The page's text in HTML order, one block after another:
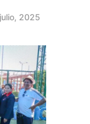
2025